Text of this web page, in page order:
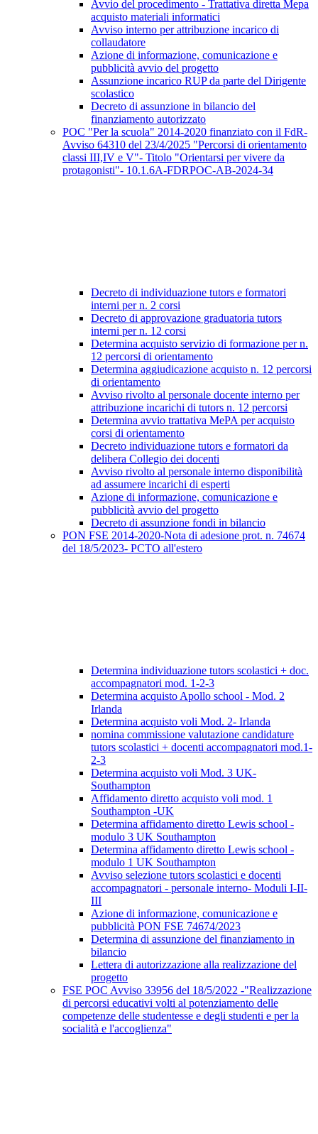
Avvio del procedimento - Trattativa diretta Mepa
acquisto materiali informatici
Avviso interno per attribuzione incarico di
collaudatore
Azione di informazione, comunicazione e
pubblicità avvio del progetto
Assunzione incarico RUP da parte del Dirigente
scolastico
Decreto di assunzione in bilancio del
finanziamento autorizzato
POC "Per la scuola" 2014-2020 finanziato con il FdR-
Avviso 64310 del 23/4/2025 "Percorsi di orientamento
classi III,IV e V"- Titolo "Orientarsi per vivere da
protagonisti"- 10.1.6A-FDRPOC-AB-2024-34
Decreto di individuazione tutors e formatori
interni per n. 2 corsi
Decreto di approvazione graduatoria tutors
interni per n. 12 corsi
Determina acquisto servizio di formazione per n.
12 percorsi di orientamento
Determina aggiudicazione acquisto n. 12 percorsi
di orientamento
Avviso rivolto al personale docente interno per
attribuzione incarichi di tutors n. 12 percorsi
Determina avvio trattativa MePA per acquisto
corsi di orientamento
Decreto individuazione tutors e formatori da
delibera Collegio dei docenti
Avviso rivolto al personale interno disponibilità
ad assumere incarichi di esperti
Azione di informazione, comunicazione e
pubblicità avvio del progetto
Decreto di assunzione fondi in bilancio
PON FSE 2014-2020-Nota di adesione prot. n. 74674
del 18/5/2023- PCTO all'estero
Determina individuazione tutors scolastici + doc.
accompagnatori mod. 1-2-3
Determina acquisto Apollo school - Mod. 2
Irlanda
Determina acquisto voli Mod. 2- Irlanda
nomina commissione valutazione candidature
tutors scolastici + docenti accompagnatori mod.1-
2-3
Determina acquisto voli Mod. 3 UK-
Southampton
Affidamento diretto acquisto voli mod. 1
Southampton -UK
Determina affidamento diretto Lewis school -
modulo 3 UK Southampton
Determina affidamento diretto Lewis school -
modulo 1 UK Southampton
Avviso selezione tutors scolastici e docenti
accompagnatori - personale interno- Moduli I-II-
III
Azione di informazione, comunicazione e
pubblicità PON FSE 74674/2023
Determina di assunzione del finanziamento in
bilancio
Lettera di autorizzazione alla realizzazione del
progetto
FSE POC Avviso 33956 del 18/5/2022 -"Realizzazione
di percorsi educativi volti al potenziamento delle
competenze delle studentesse e degli studenti e per la
socialità e l'accoglienza"